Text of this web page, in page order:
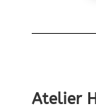
Atelier